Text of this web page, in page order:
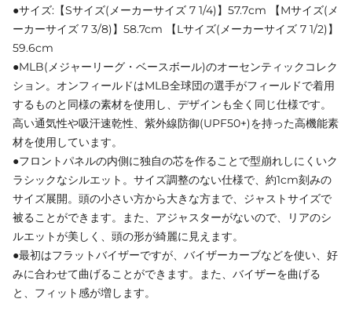
●サイズ:【Sサイズ(メーカーサイズ 7 1/4)】57.7cm 【Mサイズ(メ
ーカーサイズ 7 3/8)】58.7cm 【Lサイズ(メーカーサイズ 7 1/2)】
59.6cm
●MLB(メジャーリーグ・ベースボール)のオーセンティックコレク
ション。オンフィールドはMLB全球団の選手がフィールドで着用
するものと同様の素材を使用し、デザインも全く同じ仕様です。
高い通気性や吸汗速乾性、紫外線防御(UPF50+)を持った高機能素
材を使用しています。
●フロントパネルの内側に独自の芯を作ることで型崩れしにくいク
ラシックなシルエット。サイズ調整のない仕様で、約1cm刻みの
サイズ展開。頭の小さい方から大きな方まで、ジャストサイズで
被ることができます。また、アジャスターがないので、リアのシ
ルエットが美しく、頭の形が綺麗に見えます。
●最初はフラットバイザーですが、バイザーカーブなどを使い、好
みに合わせて曲げることができます。また、バイザーを曲げる
と、フィット感が増します。